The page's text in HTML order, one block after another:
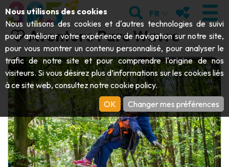
VISITER
Abbayes & monuments religieux
Archéologie
Art
Artisanat & savoir-faire
EXPLORER
Grottes
Jardins, parcs & sites naturels
Parcs animaliers, zoologiques & aquariums
BOUGER
Bateaux touristiques & croisières
ÉVÉNEMENTS
Aller au contenu principal; RECHERCHER
FR MES FAVORIS
Aventure Parc Wavre
Nous utilisons des cookies
Nous utilisons des cookies et d'autres technologies de suivi
pour améliorer votre expérience de navigation sur notre site,
pour vous montrer un contenu personnalisé, pour analyser le
trafic de notre site et pour comprendre l'origine de nos
visiteurs. Si vous désirez plus d’informations sur les cookies liés
à ce site web, consultez notrecookie policy.
OK
Changer mes préférences